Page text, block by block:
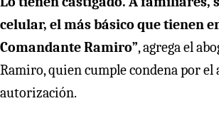
celular, el más básico que tienen
Comandante Ramiro”, agrega el
Ramiro, quien cumple condena por
autorización.